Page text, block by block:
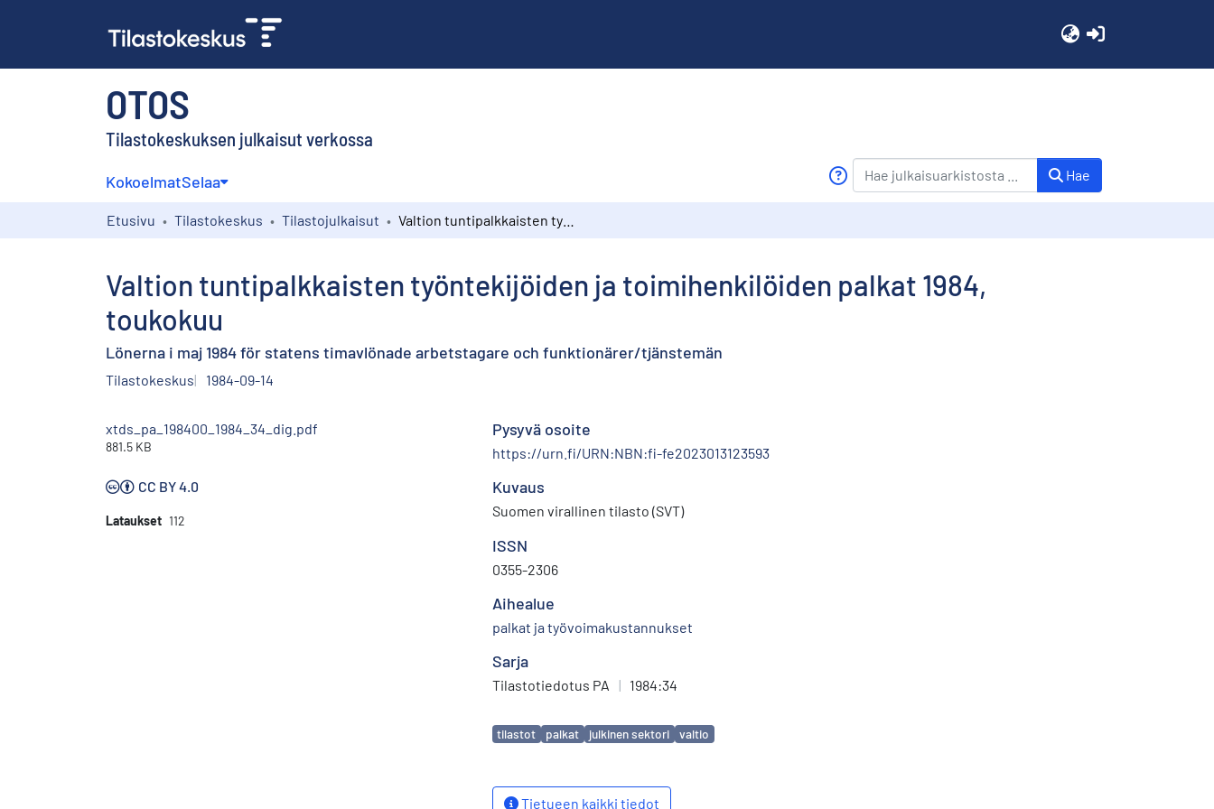
OTOS
Tilastokeskuksen julkaisut verkossa
KokoelmatSelaa Hae
Etusivu Tilastokeskus Tilastojulkaisut
Valtion tuntipalkkaisten työntekijöiden ja toimihenkilöiden palkat 1984,
toukokuu
Lönerna i maj 1984 för statens timavlönade arbetstagare och funktionärer/tjänstemän
Tilastokeskus 1984-09-14
xtds_pa_198400_1984_34_dig.pdf
881.5 KB
CC BY 4.0
Lataukset 112
Pysyvä osoite
https://urn.fi/URN:NBN:fi-fe2023013123593
Kuvaus
Suomen virallinen tilasto (SVT)
ISSN
0355-2306
Aihealue
palkat ja työvoimakustannukset
Sarja
Tilastotiedotus PA | 1984:34
Avainsanat
tilastot palkat julkinen sektori valtio
Tietueen kaikki tiedot